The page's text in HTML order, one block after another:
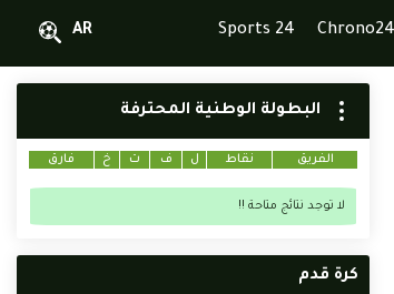
Chrono24
Sports 24
AR
البطولة الوطنية المحترفة
الفريق نقاط ل ف ت خ فارق
لا توجد نتائج متاحة !!
كرة قدم